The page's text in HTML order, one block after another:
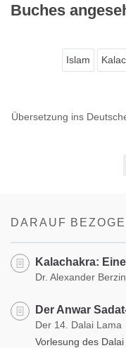
Buches
Islam
Übersetzung ins
DARAUF
Kalachakra:
Dr. Alexander Berzin
Der Anwar
Der 14. Dalai Lama
Vorlesung des